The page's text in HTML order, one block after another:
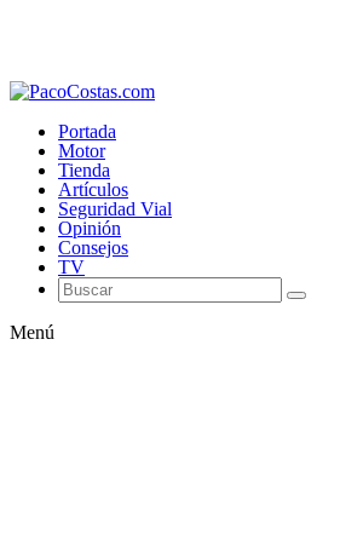
Portada
Motor
Tienda
Artículos
Seguridad Vial
Opinión
Consejos
TV
Menú